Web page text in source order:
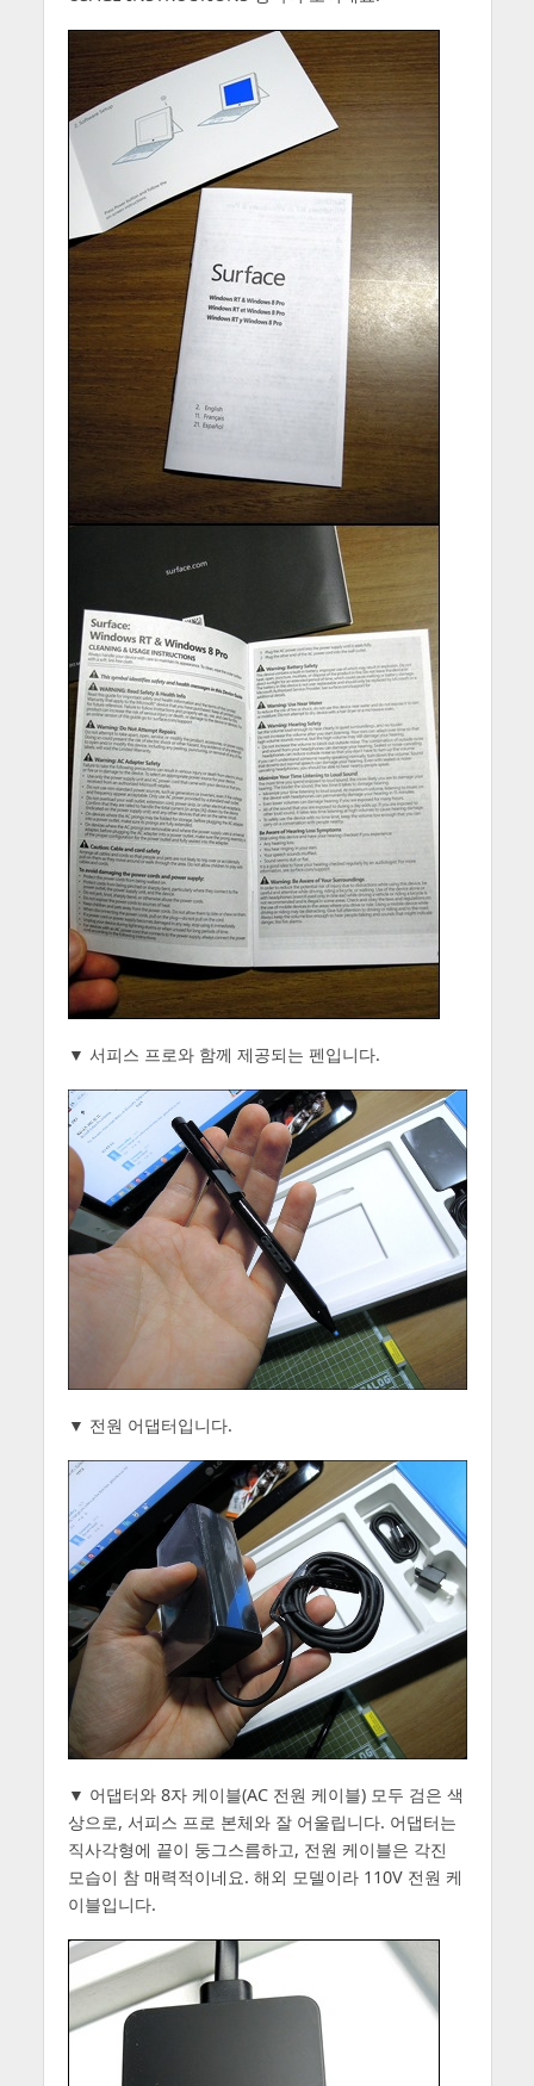
▼ 서피스 프로와 함께 제공되는 펜입니다.
▼ 전원 어댑터입니다.
▼ 어댑터와 8자 케이블(AC 전원 케이블) 모두 검은 색
상으로, 서피스 프로 본체와 잘 어울립니다. 어댑터는
직사각형에 끝이 둥그스름하고, 전원 케이블은 각진
모습이 참 매력적이네요. 해외 모델이라 110V 전원 케
이블입니다.